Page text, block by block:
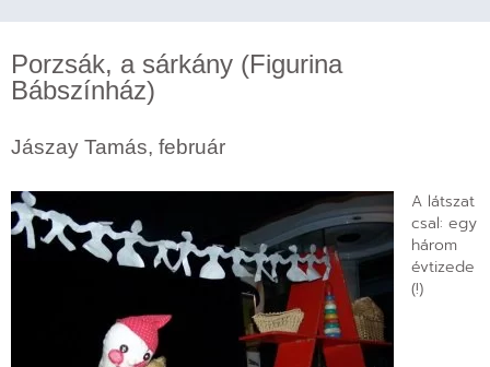
Porzsák, a sárkány (Figurina
Bábszínház)
Jászay Tamás, február
A látszat
csal: egy
három
évtizede
(!)